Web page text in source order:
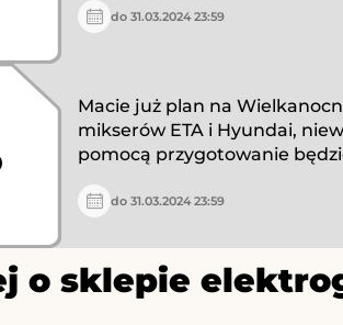
do 31.03.2024 23:59
Macie już plan na
mikserów ETA i Hyundai,
pomocą przygotowanie
do 31.03.2024 23:59
o sklepie